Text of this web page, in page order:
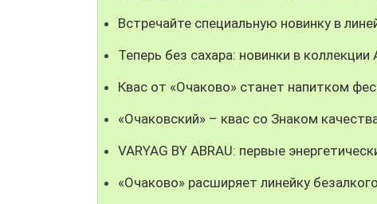
Встречайте специальную новинку в
Теперь без сахара: новинки в коллекции
Квас от «Очаково» станет напитком
«Очаковский» – квас со Знаком
VARYAG BY ABRAU: первые
«Очаково» расширяет линейку